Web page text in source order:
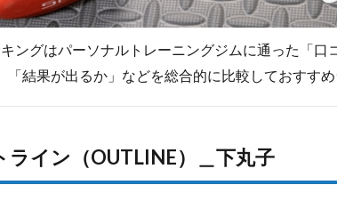
ングはパーソナルトレーニングジムに通った「口
「結果が出るか」などを総合的に比較しておすすめ
ライン（OUTLINE）＿下丸子